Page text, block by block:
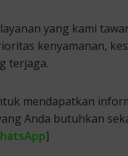
yang kami
kenyamanan,
terjaga.
mendapatkan
Anda butuhkan
]